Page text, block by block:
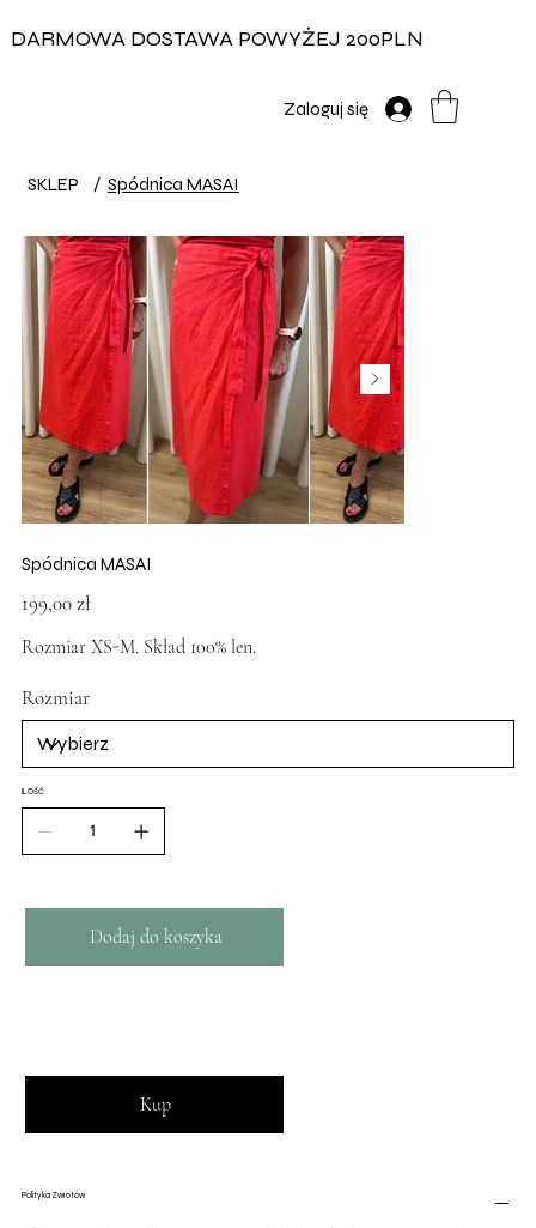
DARMOWA DOSTAWA POWYŻEJ 200PLN
Zaloguj się
SKLEP / Spódnica MASAI
Spódnica MASAI
199,00 zł
Rozmiar XS-M. Skład 100% len.
Rozmiar
ILOŚĆ
Dodaj do koszyka
Kup
Polityka Zwrotów